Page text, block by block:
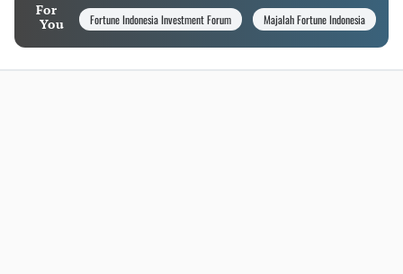
For
You
Fortune Indonesia Investment Forum Majalah Fortune Indonesia